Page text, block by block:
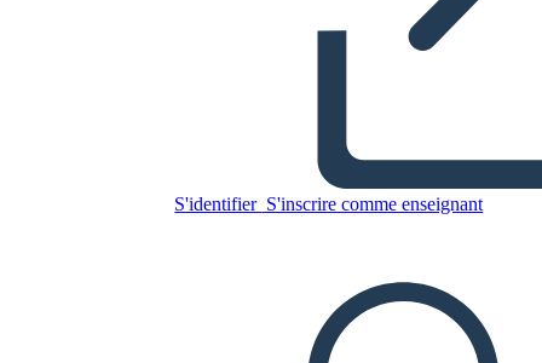
S'identifier S'inscrire comme enseignant
Copiez ce storyboard
LIRE LE DIAPORAMA
LIS-MOI